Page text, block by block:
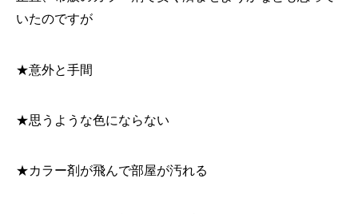
いたのですが
★意外と手間
★思うような色にならない
★カラー剤が飛んで部屋が汚れる